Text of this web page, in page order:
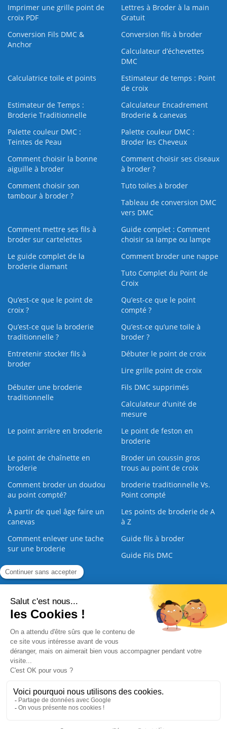
Imprimer une grille point de
croix PDF
Lettres à Broder à la main
Gratuit
Conversion Fils DMC &
Anchor
Conversion fils à broder
Calculateur d’échevettes
DMC
Calculatrice toile et points
Estimateur de temps : Point
de croix
Estimateur de Temps :
Broderie Traditionnelle
Calculateur Encadrement
Broderie & canevas
Palette couleur DMC :
Teintes de Peau
Palette couleur DMC :
Broder les Cheveux
Comment choisir la bonne
aiguille à broder
Comment choisir ses ciseaux
à broder ?
Comment choisir son
tambour à broder ?
Tuto toiles à broder
Tableau de conversion DMC
vers DMC
Comment mettre ses fils à
broder sur cartelettes
Guide complet : Comment
choisir sa lampe ou lampe
Le guide complet de la
broderie diamant
Comment broder une nappe
Tuto Complet du Point de
Croix
Qu’est-ce que le point de
croix ?
Qu’est-ce que le point
compté ?
Qu’est-ce que la broderie
traditionnelle ?
Qu’est‑ce qu’une toile à
broder ?
Entretenir stocker fils à
broder
Débuter le point de croix
Lire grille point de croix
Débuter une broderie
traditionnelle
Fils DMC supprimés
Calculateur d'unité de
mesure
Le point arrière en broderie
Le point de feston en
broderie
Le point de chaînette en
broderie
Broder un coussin gros
trous au point de croix
Comment broder un doudou
au point compté?
broderie traditionnelle Vs.
Point compté
À partir de quel âge faire un
canevas
Les points de broderie de A
à Z
Comment enlever une tache
sur une broderie
Guide fils à broder
Guide Fils DMC
Guide de la Broderie
Commande Papier Qui sommes nous Nous contacter |
Paiement sécurisé
2008 - 2026 © CreaMagic. ALL Rights Reserved.